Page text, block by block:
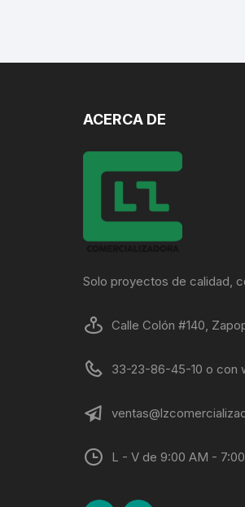
ACERCA DE
Solo proyectos de calidad,
Calle Colón #140,
33-23-86-45-10 o con
L - V de 9:00 AM -